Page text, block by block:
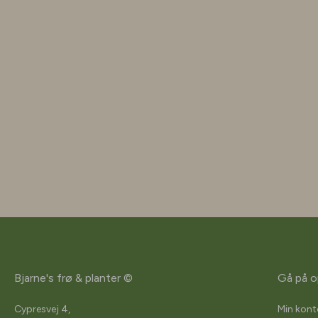
Bjarne's frø & planter ©
Cypresvej 4,
Gå på
Min